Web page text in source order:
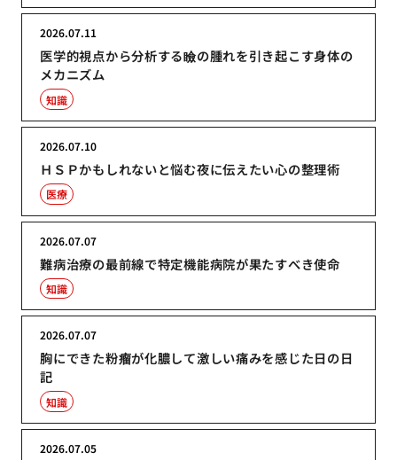
医学的視点から分析する瞼の腫れを引き起こす身体の
メカニズム
2026.07.11
知識
ＨＳＰかもしれないと悩む夜に伝えたい心の整理術
2026.07.10
医療
難病治療の最前線で特定機能病院が果たすべき使命
2026.07.07
知識
胸にできた粉瘤が化膿して激しい痛みを感じた日の日
記
2026.07.07
知識
2026.07.05